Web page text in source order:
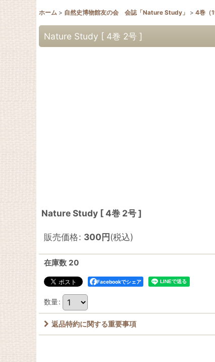
ホーム > 自然史博物館友の会 会誌「Nature Study」 > 4巻（
Nature Study [ 4巻 2号 ]
Nature Study [ 4巻 2号 ]
販売価格: 300円(税込)
在庫数 20
Facebookでシェア
数量:
返品特約に関する重要事項